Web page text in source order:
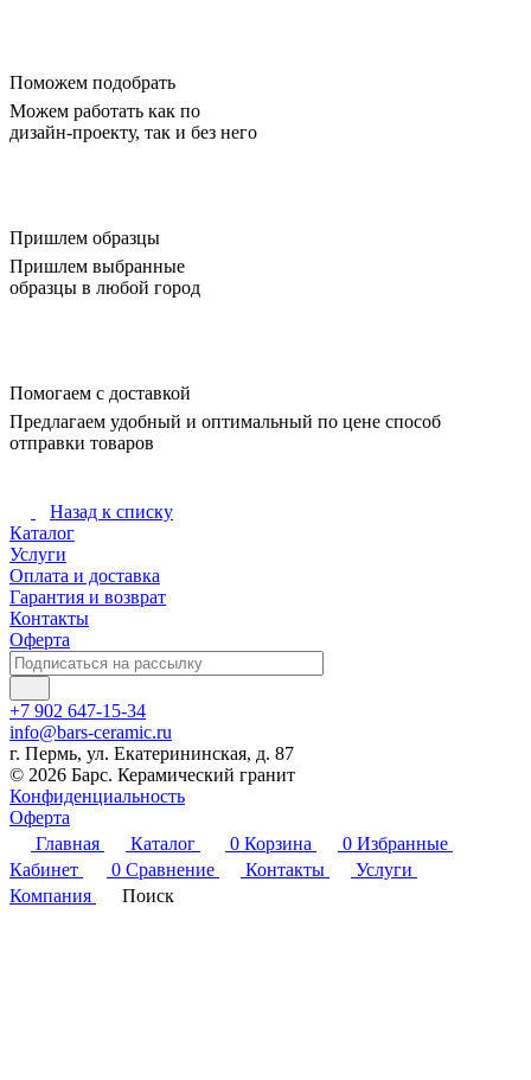
Поможем подобрать
Можем работать как по
дизайн-проекту, так и без него
Пришлем образцы
Пришлем выбранные
образцы в любой город
Помогаем с доставкой
Предлагаем удобный и оптимальный по цене способ
отправки товаров
Назад к списку
Каталог
Услуги
Оплата и доставка
Гарантия и возврат
Контакты
Оферта
+7 902 647-15-34
info@bars-ceramic.ru
г. Пермь, ул. Екатерининская, д. 87
© 2026 Барс. Керамический гранит
Конфиденциальность
Оферта
Главная
Каталог 0 Корзина 0 Избранные
Кабинет
0 Сравнение Контакты
Услуги
Компания
Поиск